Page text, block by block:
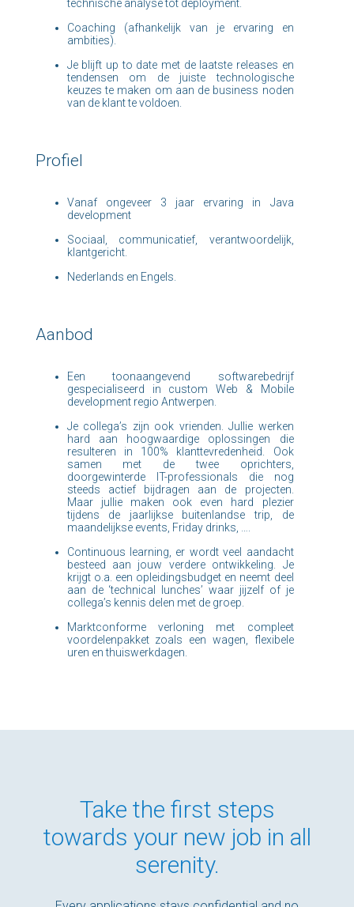
technische analyse tot deployment.
Coaching (afhankelijk van je ervaring en
ambities).
Je blijft up to date met de laatste releases en
tendensen om de juiste technologische
keuzes te maken om aan de business noden
van de klant te voldoen.
Profiel
Vanaf ongeveer 3 jaar ervaring in Java
development
Sociaal, communicatief, verantwoordelijk,
klantgericht.
Nederlands en Engels.
Aanbod
Een toonaangevend softwarebedrijf
gespecialiseerd in custom Web & Mobile
development regio Antwerpen.
Je collega’s zijn ook vrienden. Jullie werken
hard aan hoogwaardige oplossingen die
resulteren in 100% klanttevredenheid. Ook
samen met de twee oprichters,
doorgewinterde IT-professionals die nog
steeds actief bijdragen aan de projecten.
Maar jullie maken ook even hard plezier
tijdens de jaarlijkse buitenlandse trip, de
maandelijkse events, Friday drinks, ….
Continuous learning, er wordt veel aandacht
besteed aan jouw verdere ontwikkeling. Je
krijgt o.a. een opleidingsbudget en neemt deel
aan de ‘technical lunches’ waar jijzelf of je
collega’s kennis delen met de groep.
Marktconforme verloning met compleet
voordelenpakket zoals een wagen, flexibele
uren en thuiswerkdagen.
Take the first steps
towards your new job in all
serenity.